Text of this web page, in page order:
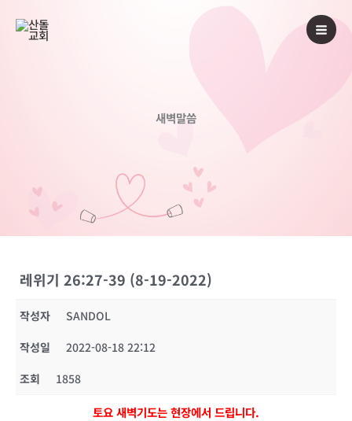
새벽말씀
레위기 26:27-39 (8-19-2022)
작성자
SANDOL
작성일
2022-08-18 22:12
조회
1858
토요 새벽기도는 현장에서 드립니다.